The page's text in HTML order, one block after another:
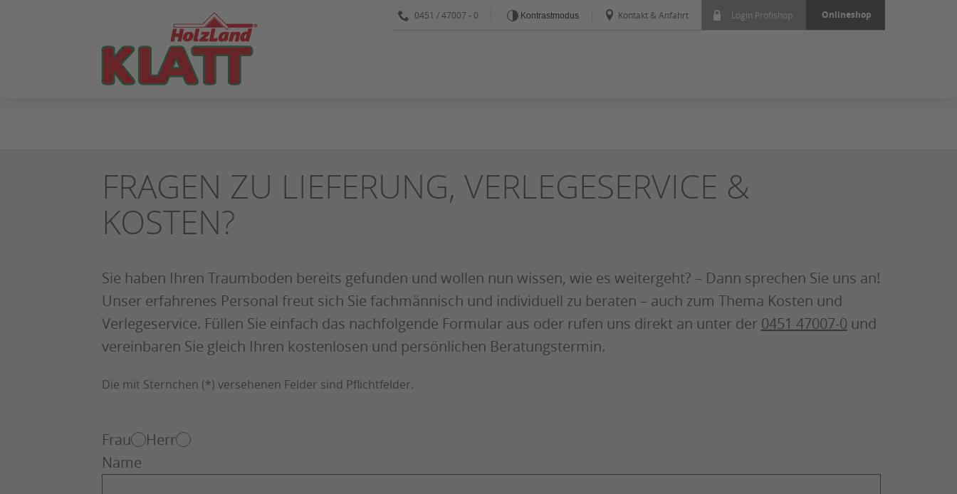
0451 / 47007 - 0 Kontrastmodus Kontakt & Anfahrt Login Profishop Onlineshop
FRAGEN ZU LIEFERUNG, VERLEGESERVICE &
KOSTEN?
Sie haben Ihren Traumboden bereits gefunden und wollen nun wissen, wie es weitergeht? – Dann sprechen Sie uns an!
Unser erfahrenes Personal freut sich Sie fachmännisch und individuell zu beraten – auch zum Thema Kosten und
Verlegeservice. Füllen Sie einfach das nachfolgende Formular aus oder rufen uns direkt an unter der 0451 47007-0 und
vereinbaren Sie gleich Ihren kostenlosen und persönlichen Beratungstermin.
Die mit Sternchen (*) versehenen Felder sind Pflichtfelder.
Frau
Herr
Name